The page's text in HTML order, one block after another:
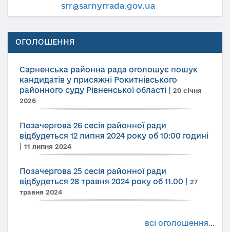
srr@sarnyrrada.gov.ua
ОГОЛОШЕННЯ
Сарненська районна рада оголошує пошук
кандидатів у присяжні Рокитнівського
районного суду Рівненської області
20 січня
2026
Позачергова 26 сесія районної ради
відбудеться 12 липня 2024 року об 10:00 годині
11 липня 2024
Позачергова 25 сесія районної ради
відбудеться 28 травня 2024 року об 11.00
27
травня 2024
всі оголошення...